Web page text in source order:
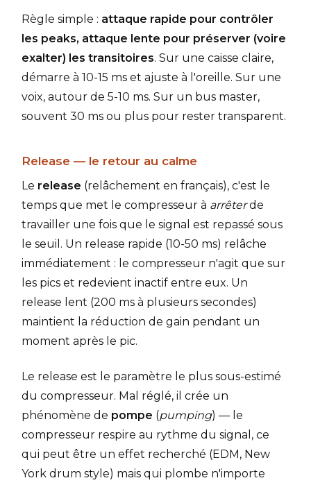
Règle simple : attaque rapide pour contrôler
les peaks, attaque lente pour préserver (voire
exalter) les transitoires. Sur une caisse claire,
démarre à 10-15 ms et ajuste à l'oreille. Sur une
voix, autour de 5-10 ms. Sur un bus master,
souvent 30 ms ou plus pour rester transparent.
Release — le retour au calme
Le release (relâchement en français), c'est le
temps que met le compresseur à arrêterde
travailler une fois que le signal est repassé sous
le seuil. Un release rapide (10-50 ms) relâche
immédiatement : le compresseur n'agit que sur
les pics et redevient inactif entre eux. Un
release lent (200 ms à plusieurs secondes)
maintient la réduction de gain pendant un
moment après le pic.
Le release est le paramètre le plus sous-estimé
du compresseur. Mal réglé, il crée un
phénomène de pompe (pumping) — le
compresseur respire au rythme du signal, ce
qui peut être un effet recherché (EDM, New
York drum style) mais qui plombe n'importe